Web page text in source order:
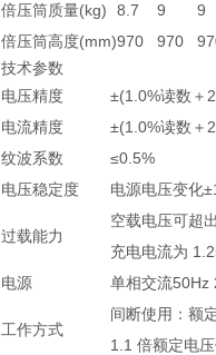
倍压筒质量(kg)
8.7 9 9
倍压筒高度(mm)970 970
技术参数
电压精度
±(1.0%读数＋
电流精度
±(1.0%读数＋
纹波系数
≤0.5%
电压稳定度
电源电压变化
过载能力
空载电压可超
充电电流为
电源
单相交流50Hz
工作方式
间断使用：额
1.1 倍额定电